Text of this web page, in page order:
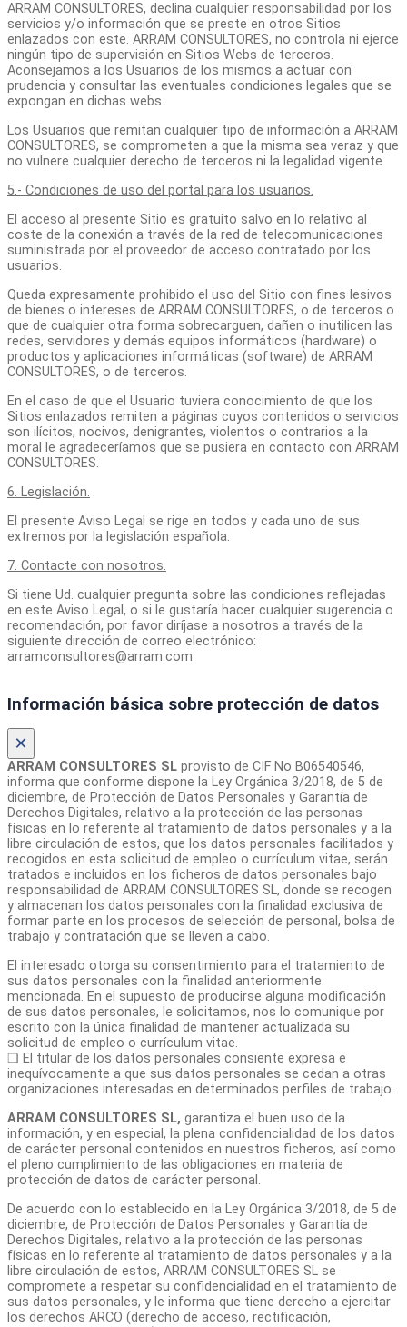
ARRAM CONSULTORES, declina cualquier responsabilidad por los
servicios y/o información que se preste en otros Sitios
enlazados con este. ARRAM CONSULTORES, no controla ni ejerce
ningún tipo de supervisión en Sitios Webs de terceros.
Aconsejamos a los Usuarios de los mismos a actuar con
prudencia y consultar las eventuales condiciones legales que se
expongan en dichas webs.
Los Usuarios que remitan cualquier tipo de información a ARRAM
CONSULTORES, se comprometen a que la misma sea veraz y que
no vulnere cualquier derecho de terceros ni la legalidad vigente.
5.- Condiciones de uso del portal para los usuarios.
El acceso al presente Sitio es gratuito salvo en lo relativo al
coste de la conexión a través de la red de telecomunicaciones
suministrada por el proveedor de acceso contratado por los
usuarios.
Queda expresamente prohibido el uso del Sitio con fines lesivos
de bienes o intereses de ARRAM CONSULTORES, o de terceros o
que de cualquier otra forma sobrecarguen, dañen o inutilicen las
redes, servidores y demás equipos informáticos (hardware) o
productos y aplicaciones informáticas (software) de ARRAM
CONSULTORES, o de terceros.
En el caso de que el Usuario tuviera conocimiento de que los
Sitios enlazados remiten a páginas cuyos contenidos o servicios
son ilícitos, nocivos, denigrantes, violentos o contrarios a la
moral le agradeceríamos que se pusiera en contacto con ARRAM
CONSULTORES.
6. Legislación.
El presente Aviso Legal se rige en todos y cada uno de sus
extremos por la legislación española.
7. Contacte con nosotros.
Si tiene Ud. cualquier pregunta sobre las condiciones reflejadas
en este Aviso Legal, o si le gustaría hacer cualquier sugerencia o
recomendación, por favor diríjase a nosotros a través de la
siguiente dirección de correo electrónico:
arramconsultores@arram.com
Información básica sobre protección de datos
×
ARRAM CONSULTORES SL provisto de CIF No B06540546,
informa que conforme dispone la Ley Orgánica 3/2018, de 5 de
diciembre, de Protección de Datos Personales y Garantía de
Derechos Digitales, relativo a la protección de las personas
físicas en lo referente al tratamiento de datos personales y a la
libre circulación de estos, que los datos personales facilitados y
recogidos en esta solicitud de empleo o currículum vitae, serán
tratados e incluidos en los ficheros de datos personales bajo
responsabilidad de ARRAM CONSULTORES SL, donde se recogen
y almacenan los datos personales con la finalidad exclusiva de
formar parte en los procesos de selección de personal, bolsa de
trabajo y contratación que se lleven a cabo.
El interesado otorga su consentimiento para el tratamiento de
sus datos personales con la finalidad anteriormente
mencionada. En el supuesto de producirse alguna modificación
de sus datos personales, le solicitamos, nos lo comunique por
escrito con la única finalidad de mantener actualizada su
solicitud de empleo o currículum vitae.
❏ El titular de los datos personales consiente expresa e
inequívocamente a que sus datos personales se cedan a otras
organizaciones interesadas en determinados perfiles de trabajo.
ARRAM CONSULTORES SL, garantiza el buen uso de la
información, y en especial, la plena confidencialidad de los datos
de carácter personal contenidos en nuestros ficheros, así como
el pleno cumplimiento de las obligaciones en materia de
protección de datos de carácter personal.
De acuerdo con lo establecido en la Ley Orgánica 3/2018, de 5 de
diciembre, de Protección de Datos Personales y Garantía de
Derechos Digitales, relativo a la protección de las personas
físicas en lo referente al tratamiento de datos personales y a la
libre circulación de estos, ARRAM CONSULTORES SL se
compromete a respetar su confidencialidad en el tratamiento de
sus datos personales, y le informa que tiene derecho a ejercitar
los derechos ARCO (derecho de acceso, rectificación,